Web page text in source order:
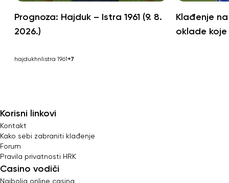
Prognoza: Hajduk – Istra 1961 (9. 8.
2026.)
hajdukhnlistra 1961+7
Klađenje
oklade
Korisni linkovi
Kontakt
Kako sebi zabraniti klađenje
Forum
Pravila privatnosti HRK
Casino vodiči
Najbolja online casina